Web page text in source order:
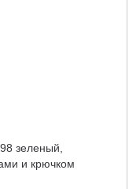
зеленый,
и крючком